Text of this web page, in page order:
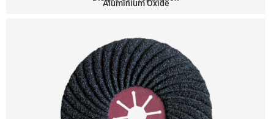
Aluminium Oxide